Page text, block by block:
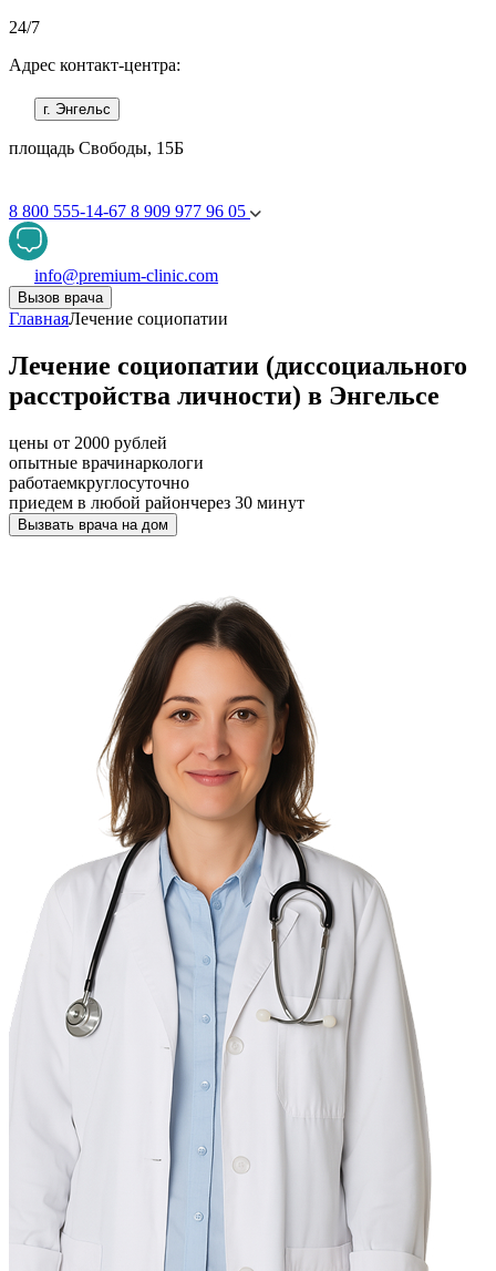
24/7
Адрес контакт-центра:
г. Энгельс
площадь Свободы, 15Б
8 800 555-14-67 8 909 977 96 05
info@premium-clinic.com
Вызов врача
ГлавнаяЛечение социопатии
Лечение социопатии (диссоциального
расстройства личности) в Энгельсе
цены от 2000 рублей
опытные врачинаркологи
работаемкруглосуточно
приедем в любой райончерез 30 минут
Вызвать врача на дом